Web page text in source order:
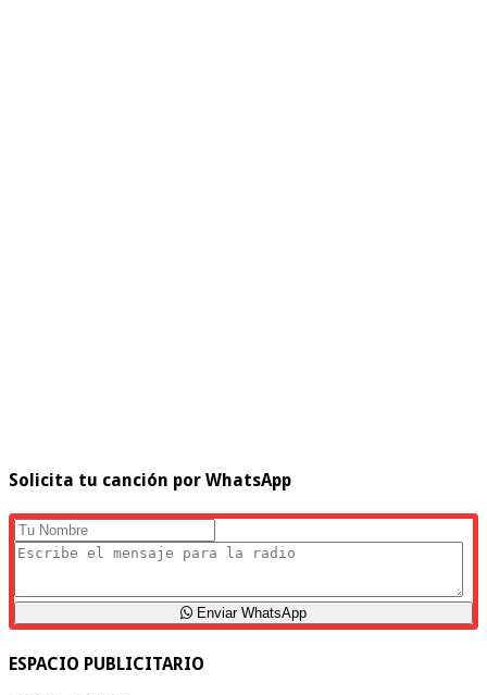
Solicita tu canción por WhatsApp
Enviar WhatsApp
ESPACIO PUBLICITARIO